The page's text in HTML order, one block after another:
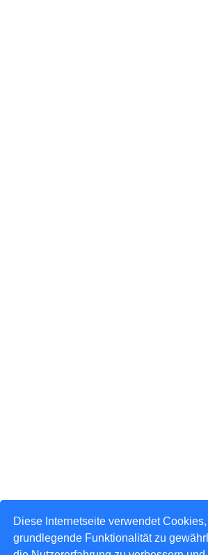
Diese Internetseite verwendet
grundlegende Funktionalität zu